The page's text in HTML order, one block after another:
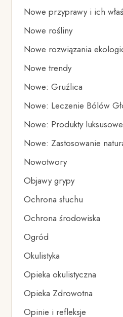
Nowe przyprawy i ich
Nowe rośliny
Nowe rozwiązania
Nowe trendy
Nowe: Gruźlica
Nowe: Leczenie Bólów
Nowe: Produkty luksusowe
Nowe: Zastosowanie
Nowotwory
Objawy grypy
Ochrona słuchu
Ochrona środowiska
Ogród
Okulistyka
Opieka okulistyczna
Opieka Zdrowotna
Opinie i refleksje